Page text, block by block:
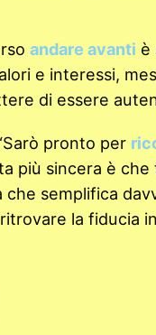
andare avanti è
e interessi,
di essere
pronto per
più sincera è
semplifica
la fiducia